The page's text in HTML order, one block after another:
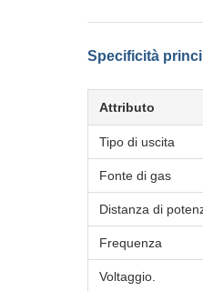
Specificità
Attributo
Tipo di uscita
Fonte di gas
Distanza di
Frequenza
Voltaggio.